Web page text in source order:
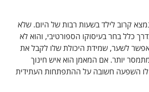
לילד בשעות רבות של היום. שלא
בעיסוקו הספורטיבי, והוא לא
שמידת היכולת שלו לקבל את
אם המאמן הוא איש חינוך
חשובה על ההתפתחות העתידית